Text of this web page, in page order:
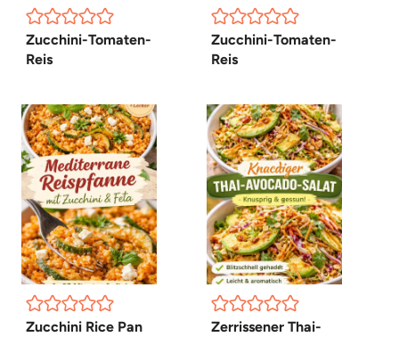
Zucchini-Tomaten-
Reis
Zucchini-Tomaten-
Reis
Zucchini Rice Pan
Zerrissener Thai-